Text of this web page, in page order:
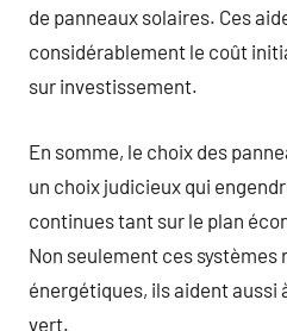
de panneaux solaires. Ces
considérablement le coût
sur investissement.
En somme, le choix des
un choix judicieux qui
continues tant sur le plan
Non seulement ces
énergétiques, ils aident aussi
vert.